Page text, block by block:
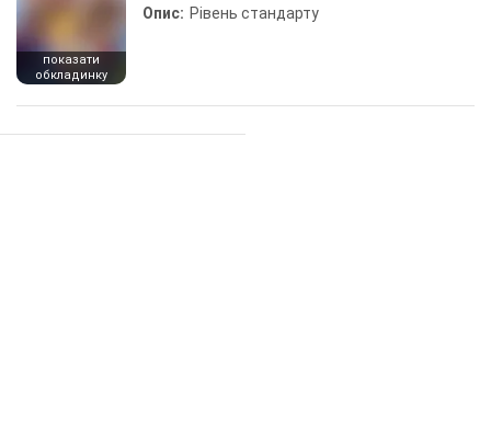
показати
обкладинку
Опис: Рівень стандарту